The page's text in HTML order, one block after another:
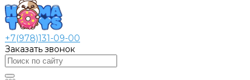
+7(978)131-09-00
Заказать звонок